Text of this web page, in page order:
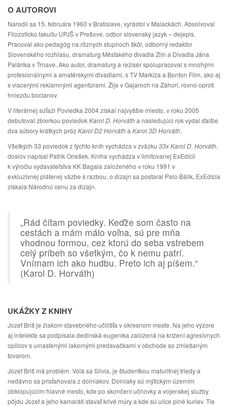
O AUTOROVI
Narodil sa 15. februára 1960 v Bratislave, vyrástol v Malackách. Absolvoval
Filozofickú fakultu UPJŠ v Prešove, odbor slovenský jazyk – dejepis.
Pracoval ako pedagóg na rôznych stupňoch škôl, odborný redaktor
Slovenského rozhlasu, dramaturg Městského divadla Zlín a Divadla Jána
Palárika v Trnave. Ako autor, dramaturg a režisér spolupracoval s mnohými
profesionálnymi a amatérskymi divadlami, s TV Markíza a Bonton Film, ako aj
s viacerými reklamnými agentúrami. Žije v Gajaroch na Záhorí, rovno oproti
hniezdu bocianov.
V literárnej súťaži Poviedka 2004 získal najvyššie miesto, v roku 2005
debutoval zbierkou poviedokKarol D. Horvátha nasledujúci rok vydal ďalšie
dva súbory krátkych prózKarol D2 Horvátha Karol 3D Horváth.
Všetkých 33 poviedok z týchto kníh vychádza v zväzku 33x Karol D. Horváth,
doslov napísal Patrik Oriešek. Kniha vychádza v limitovanej ExEdícii
k výročiu vydavateľstva KK Bagala založeného v roku 1991 v
exkluzívnej plátenej väzbe s razbou, o dizajn sa postaral Palo Bálik, ExEdícia
získala Národnú cenu za dizajn.
„Rád čítam poviedky. Keďže som často na
cestách a mám málo voľna, sú pre mňa
vhodnou formou, cez ktorú do seba vstrebem
celý príbeh so všetkým, čo k nemu patrí.
Vnímam ich ako hudbu. Preto ich aj píšem.“
(Karol D. Horváth)
UKÁŽKY Z KNIHY
Jozef Briš je žiakom stavebného učilišťa v okresnom meste. Na jeho výzore
aj intelekte sa podpísala dedinská eugenika založená na krížení agresívnych
opilcov s umastenými lakomými predavačkami v obchode so zmiešaným
tovarom.
Jozef Briš má problém. Volá sa Silvia, je študentkou maturitnej triedy a
nedávno sa prisťahovala z dolniakov. Dolniaky sú mýtickým územím
obklopujúcim hlavné mesto, kde po skončení učňovky a vojenskej služby
pôjdu Jozef a jeho kamaráti stavať krivé múry a kde sú ulice plné kuriev. Tie